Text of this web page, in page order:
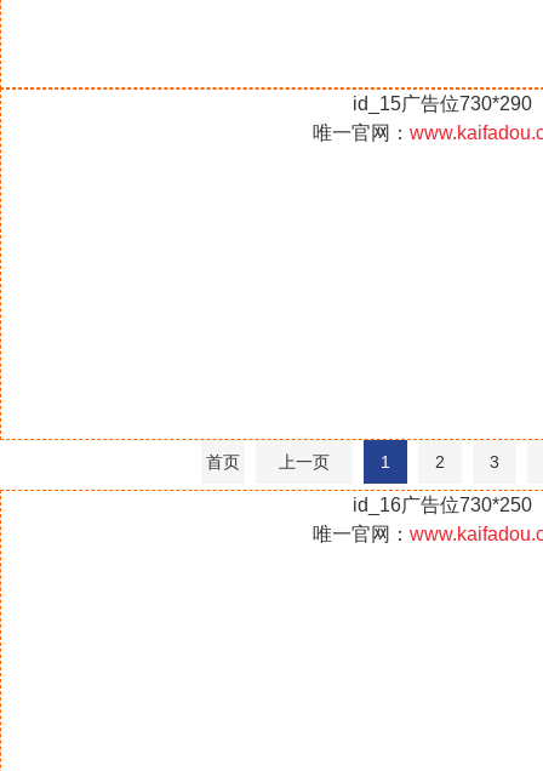
id_15广告位730*290
唯一官网：
首页 上一页 1 2 3
id_16广告位730*250
唯一官网：